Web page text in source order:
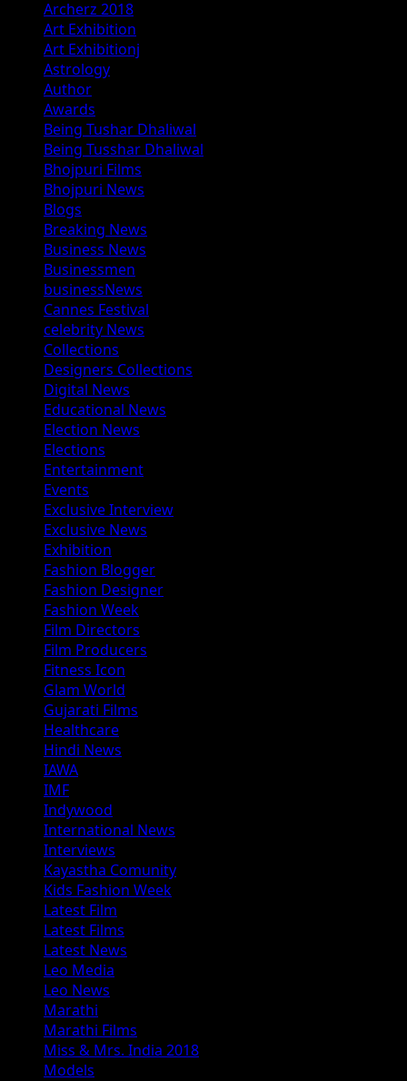
Archerz 2018
Art Exhibition
Art Exhibitionj
Astrology
Author
Awards
Being Tushar Dhaliwal
Being Tusshar Dhaliwal
Bhojpuri Films
Bhojpuri News
Blogs
Breaking News
Business News
Businessmen
businessNews
Cannes Festival
celebrity News
Collections
Designers Collections
Digital News
Educational News
Election News
Elections
Entertainment
Events
Exclusive Interview
Exclusive News
Exhibition
Fashion Blogger
Fashion Designer
Fashion Week
Film Directors
Film Producers
Fitness Icon
Glam World
Gujarati Films
Healthcare
Hindi News
IAWA
IMF
Indywood
International News
Interviews
Kayastha Comunity
Kids Fashion Week
Latest Film
Latest Films
Latest News
Leo Media
Leo News
Marathi
Marathi Films
Miss & Mrs. India 2018
Models